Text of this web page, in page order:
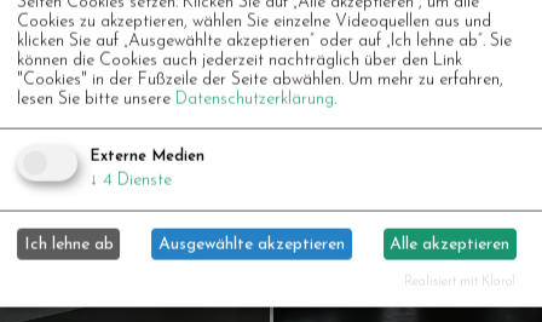
Cookies zu akzeptieren, wählen Sie einzelne Videoquellen aus und
klicken Sie auf „Ausgewählte akzeptieren“ oder auf „Ich lehne ab“. Sie
können die Cookies auch jederzeit nachträglich über den Link
"Cookies" in der Fußzeile der Seite abwählen. Um mehr zu erfahren,
lesen Sie bitte unsere Datenschutzerklärung.
Externe Medien
↓ 4 Dienste
Ich lehne ab Ausgewählte akzeptieren Alle akzeptieren
Realisiert mit Klaro!